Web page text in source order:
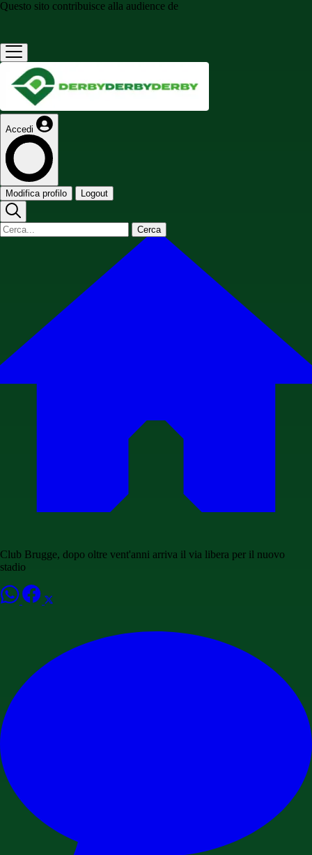
Questo sito contribuisce alla audience de
Accedi
Modifica profilo Logout
Cerca
Club Brugge, dopo oltre vent'anni arriva il via libera per il nuovo
stadio